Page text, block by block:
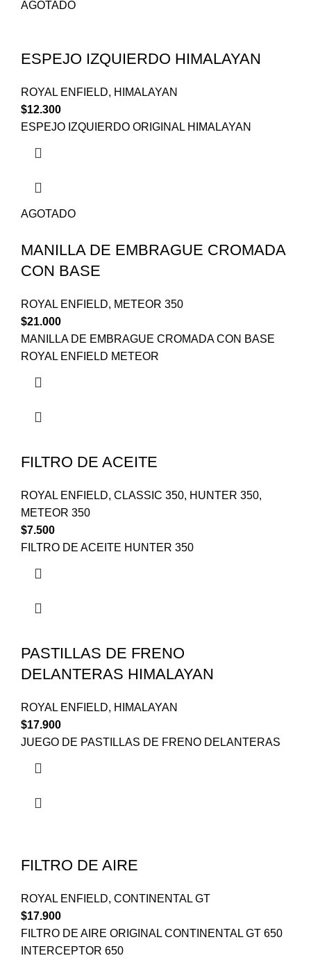
AGOTADO
ESPEJO IZQUIERDO HIMALAYAN
ROYAL ENFIELD, HIMALAYAN
$12.300
ESPEJO IZQUIERDO ORIGINAL HIMALAYAN
AGOTADO
MANILLA DE EMBRAGUE CROMADA
CON BASE
ROYAL ENFIELD, METEOR 350
$21.000
MANILLA DE EMBRAGUE CROMADA CON BASE
ROYAL ENFIELD METEOR
FILTRO DE ACEITE
ROYAL ENFIELD, CLASSIC 350, HUNTER 350,
METEOR 350
$7.500
FILTRO DE ACEITE HUNTER 350
PASTILLAS DE FRENO
DELANTERAS HIMALAYAN
ROYAL ENFIELD, HIMALAYAN
$17.900
JUEGO DE PASTILLAS DE FRENO DELANTERAS
FILTRO DE AIRE
ROYAL ENFIELD, CONTINENTAL GT
$17.900
FILTRO DE AIRE ORIGINAL CONTINENTAL GT 650
INTERCEPTOR 650